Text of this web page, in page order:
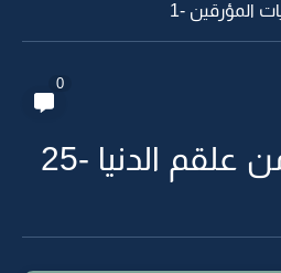
0
الدنيا -25